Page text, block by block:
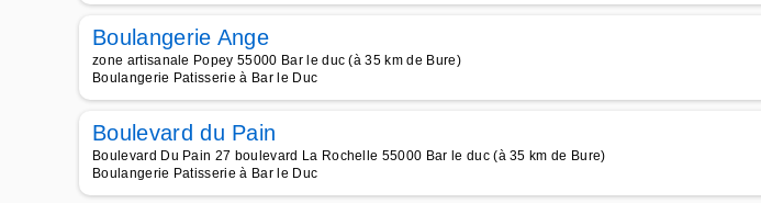
Boulangerie Ange
zone artisanale Popey 55000 Bar le duc (à 35 km de Bure)
Boulangerie Patisserie à Bar le Duc
Boulevard du Pain
Boulevard Du Pain 27 boulevard La Rochelle 55000 Bar le duc (à 35 km de Bure)
Boulangerie Patisserie à Bar le Duc